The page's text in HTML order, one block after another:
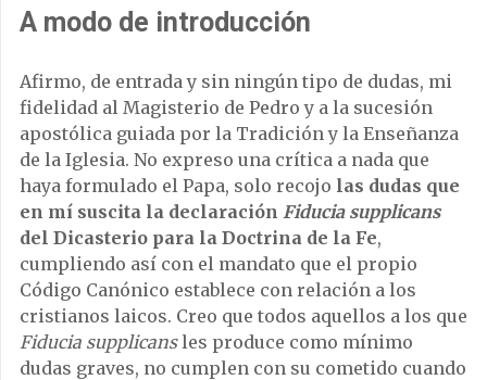
A modo de introducción
Afirmo, de entrada y sin ningún tipo de dudas, mi
fidelidad al Magisterio de Pedro y a la sucesión
apostólica guiada por la Tradición y la Enseñanza
de la Iglesia. No expreso una crítica a nada que
haya formulado el Papa, solo recojo las dudas que
en mí suscita la declaración Fiducia supplicans
del Dicasterio para la Doctrina de la Fe,
cumpliendo así con el mandato que el propio
Código Canónico establece con relación a los
cristianos laicos. Creo que todos aquellos a los que
Fiducia supplicansles produce como mínimo
dudas graves, no cumplen con su cometido cuando